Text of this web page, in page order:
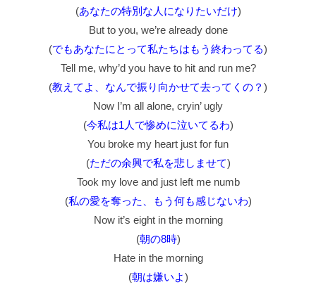
(あなたの特別な人になりたいだけ)
But to you, we’re already done
(でもあなたにとって私たちはもう終わってる)
Tell me, why’d you have to hit and run me?
(教えてよ、なんで振り向かせて去ってくの？ )
Now I’m all alone, cryin’ ugly
(今私は1人で惨めに泣いてるわ)
You broke my heart just for fun
(ただの余興で私を悲しませて)
Took my love and just left me numb
(私の愛を奪った、もう何も感じないわ)
Now it’s eight in the morning
(朝の8時)
Hate in the morning
(朝は嫌いよ)